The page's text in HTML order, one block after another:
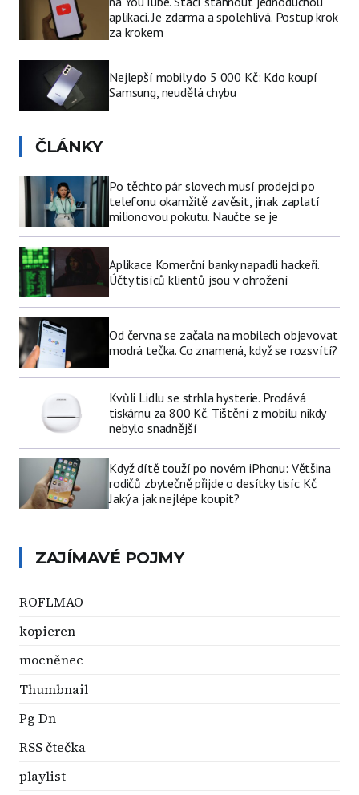
aplikaci. Je zdarma a spolehlivá. Postup krok
za krokem
Nejlepší mobily do 5 000 Kč: Kdo koupí
Samsung, neudělá chybu
ČLÁNKY
Po těchto pár slovech musí prodejci po
telefonu okamžitě zavěsit, jinak zaplatí
milionovou pokutu. Naučte se je
Aplikace Komerční banky napadli hackeři.
Účty tisíců klientů jsou v ohrožení
Od června se začala na mobilech objevovat
modrá tečka. Co znamená, když se rozsvítí?
Kvůli Lidlu se strhla hysterie. Prodává
tiskárnu za 800 Kč. Tištění z mobilu nikdy
nebylo snadnější
Když dítě touží po novém iPhonu: Většina
rodičů zbytečně přijde o desítky tisíc Kč.
Jaký a jak nejlépe koupit?
ZAJÍMAVÉ POJMY
ROFLMAO
kopieren
mocněnec
Thumbnail
Pg Dn
RSS čtečka
playlist